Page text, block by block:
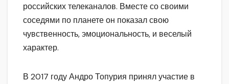
российских телеканалов. Вместе со своими
соседями по планете он показал свою
чувственность, эмоциональность, и веселый
характер.
В 2017 году Андро Топурия принял участие в